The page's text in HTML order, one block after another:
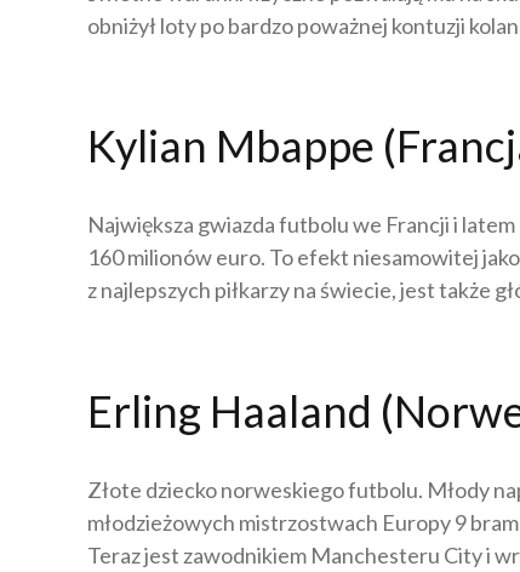
obniżył loty po bardzo poważnej kontuzji
Kylian Mbappe
Największa gwiazda futbolu we Francji i
160 milionów euro. To efekt niesamowitej
z najlepszych piłkarzy na świecie, jest także
Erling Haaland
Złote dziecko norweskiego futbolu. Młody
młodzieżowych mistrzostwach Europy 9
Teraz jest zawodnikiem Manchesteru City i